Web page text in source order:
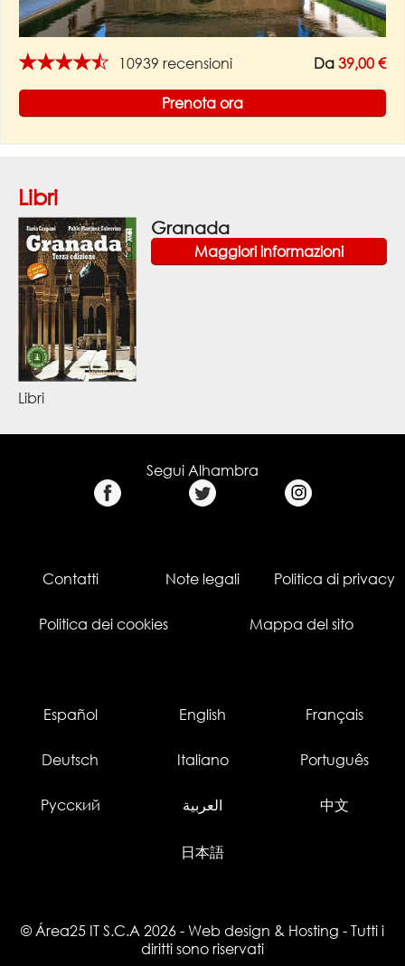
★★★★★ 10939 recensioni Da 39,00 €
Prenota ora
Libri
Granada
Maggiori informazioni
Libri
Segui Alhambra
Contatti Note legali Politica di privacy
Politica dei cookies Mappa del sito
Español English Français
Deutsch Italiano Português
Русский العربية 中文
日本語
© Área25 IT S.C.A 2026 - Web design & Hosting - Tutti i
diritti sono riservati